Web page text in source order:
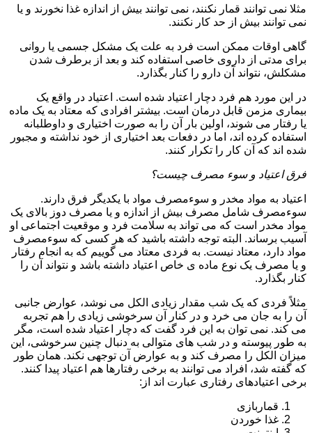
مثلا نمی توانند قمار نکنند، نمی توانند بیش از اندازه غذا نخورند و یا
نمی توانند بیش از حد کار نکنند.
گاهی اوقات ممکن است فرد به علت یک مشکل جسمی یا روانی
برای مدتی از داروی خاصی استفاده کند و بعد از برطرف شدن
مشکلش، نتواند آن دارو را کنار بگذارد.
در این مورد هم فرد دچار اعتیاد شده است. اعتیاد در واقع یک
بیماری مزمن قابل درمان است. بیشتر افرادی که معتاد به یک ماده
یا رفتار می شوند، اولین بار آن را به صورت اختیاری و داوطلبانه
استفاده کرده اند، اما در دفعات بعد اختیاری از خود نداشته و مجبور
شده اند که آن کار را تکرار کنند.
فرق اعتیاد و سوء مصرف چیست؟
اعتیاد به مواد مخدر و سوءمصرف مواد با یکدیگر فرق دارند.
سوءمصرف شامل مصرف بیش از اندازه و یا مصرف دوز بالای یک
مواد مخدر است که می تواند به سلامت فرد و موقعیت اجتماعی او
آسیب برساند. البته توجه داشته باشید که هر کسی که سوءمصرف
مواد دارد، معتاد نیست. به فردی معتاد می گوییم که به انجام رفتار
و یا مصرف یک نوع ماده ی خاص اعتیاد داشته باشد و نتواند آن را
کنار بگذارد.
مثلاً فردی که یک شب مقدار زیادی الکل می نوشد، عوارض جانبی
آن را به جان می خرد و در کنار آن سرخوشی زیادی را هم تجربه
می کند. نمی توان به این فرد گفت که دچار اعتیاد شده است، مگر
به طور پیوسته و در شب های متوالی به دنبال چنین سرخوشی، این
میزان الکل را مصرف کند و به عوارض آن توجهی نکند. همان طور
که گفته شد، افراد می توانند به برخی رفتارها هم اعتیاد پیدا کنند.
برخی اعتیادهای رفتاری عبارت اند از:
قماربازی
غذا خوردن